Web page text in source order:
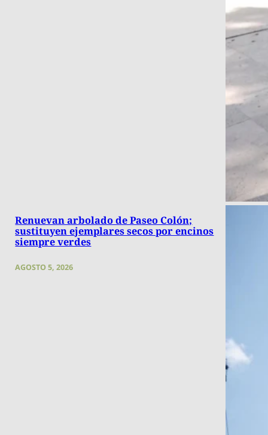
Renuevan arbolado de Paseo Colón;
sustituyen ejemplares secos por encinos
siempre verdes
AGOSTO 5, 2026